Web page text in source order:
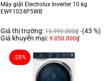
Máy giặt Electrolux Inverter 10 kg
EWF1024P5WB
Giá thị trường: 15.990.000₫ (43 %)
Giá khuyến mại: 9.050.000₫
-28%